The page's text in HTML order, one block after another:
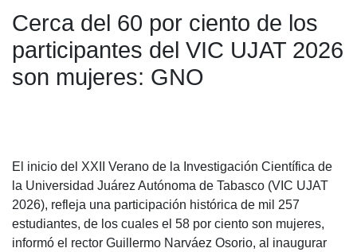
Cerca del 60 por ciento de los
participantes del VIC UJAT 2026
son mujeres: GNO
El inicio del XXII Verano de la Investigación Científica de
la Universidad Juárez Autónoma de Tabasco (VIC UJAT
2026), refleja una participación histórica de mil 257
estudiantes, de los cuales el 58 por ciento son mujeres,
informó el rector Guillermo Narváez Osorio, al inaugurar